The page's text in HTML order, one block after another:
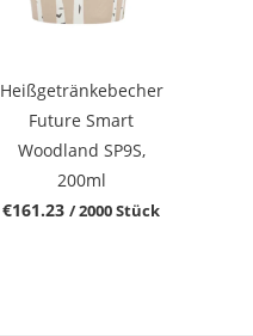
Heißgetränkebecher
Future Smart
Woodland SP9S,
200ml
€161.23 / 2000 Stück